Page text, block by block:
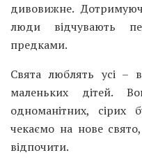
дивовижне.
люди відчувають
предками.
Свята люблять усі –
маленьких дітей.
одноманітних, сірих
чекаємо на нове
відпочити.